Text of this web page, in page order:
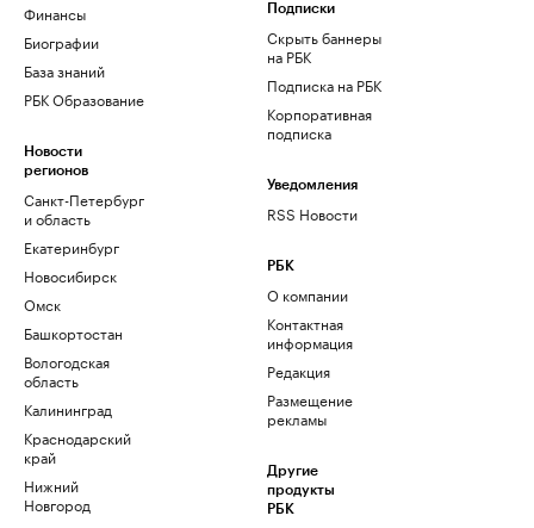
Финансы
Биографии
База знаний
РБК Образование
Новости
регионов
Санкт-Петербург
и область
Екатеринбург
Новосибирск
Омск
Башкортостан
Вологодская
область
Калининград
Краснодарский
край
Нижний
Новгород
Подписки
Скрыть баннеры
на РБК
Подписка на РБК
Корпоративная
подписка
Уведомления
RSS Новости
РБК
О компании
Контактная
информация
Редакция
Размещение
рекламы
Другие
продукты
РБК